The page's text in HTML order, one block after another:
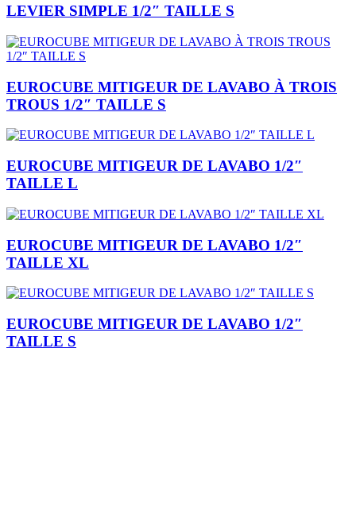
LEVIER SIMPLE 1/2″ TAILLE S
EUROCUBE MITIGEUR DE LAVABO À TROIS
TROUS 1/2″ TAILLE S
EUROCUBE MITIGEUR DE LAVABO 1/2″
TAILLE L
EUROCUBE MITIGEUR DE LAVABO 1/2″
TAILLE XL
EUROCUBE MITIGEUR DE LAVABO 1/2″
TAILLE S